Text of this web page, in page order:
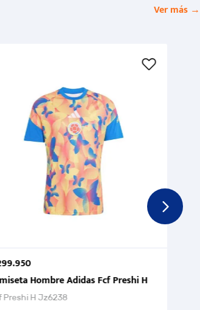
Ver más →
FCF 2026.
.950
Hombre Adidas Fcf Preshi H
Preshi H Jz6238